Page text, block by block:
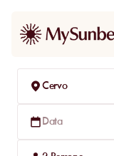
Cervo
Data